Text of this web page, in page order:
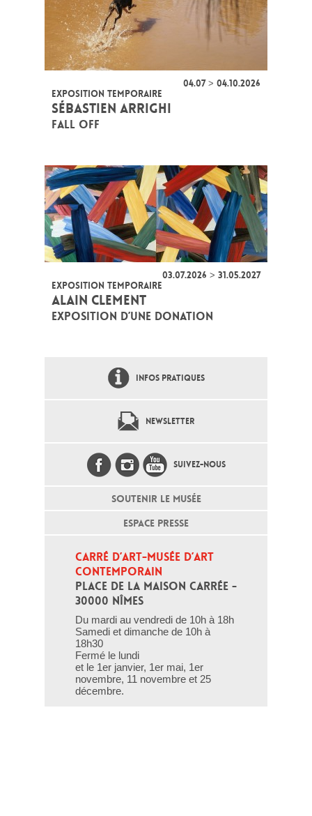
04.07 > 04.10.2026
EXPOSITION TEMPORAIRE
SÉBASTIEN ARRIGHI
FALL OFF
03.07.2026 > 31.05.2027
EXPOSITION TEMPORAIRE
ALAIN CLEMENT
EXPOSITION D’UNE DONATION
INFOS PRATIQUES
NEWSLETTER
SUIVEZ-NOUS
SOUTENIR LE MUSÉE
ESPACE PRESSE
CARRÉ D’ART-MUSÉE D’ART
CONTEMPORAIN
PLACE DE LA MAISON CARRÉE -
30000 NÎMES
Du mardi au vendredi de 10h à 18h
Samedi et dimanche de 10h à
18h30
Fermé le lundi
et le 1er janvier, 1er mai, 1er
novembre, 11 novembre et 25
décembre.